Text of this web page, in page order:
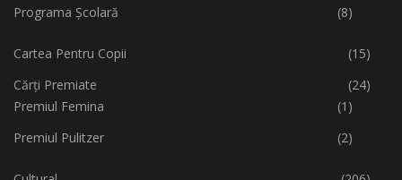
Programa Școlară
(8)
Cartea Pentru Copii
(15)
Cărți Premiate
(24)
Premiul Femina
(1)
Premiul Pulitzer
(2)